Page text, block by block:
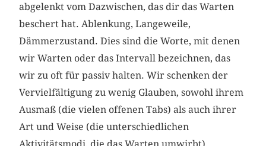
abgelenkt vom Dazwischen, das dir das Warten
beschert hat. Ablenkung, Langeweile,
Dämmerzustand. Dies sind die Worte, mit denen
wir Warten oder das Intervall bezeichnen, das
wir zu oft für passiv halten. Wir schenken der
Vervielfältigung zu wenig Glauben, sowohl ihrem
Ausmaß (die vielen offenen Tabs) als auch ihrer
Art und Weise (die unterschiedlichen